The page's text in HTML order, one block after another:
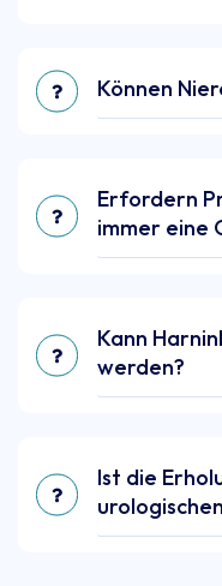
Können
Erfordern
immer eine
Kann
werden?
Ist die